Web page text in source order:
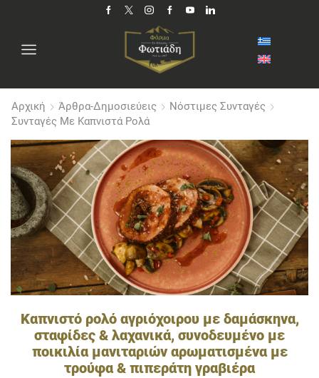
Αρχική Άρθρα-Δημοσιεύεις
Νόστιμες Συνταγές
Συνταγές Με Καπνιστά Ρολά
Καπνιστό ρολό αγριόχοιρου με δαμάσκηνα,
σταφίδες & λαχανικά, συνοδευμένο με
ποικιλία μανιταριών αρωματισμένα με
τρούφα & πιπεράτη γραβιέρα